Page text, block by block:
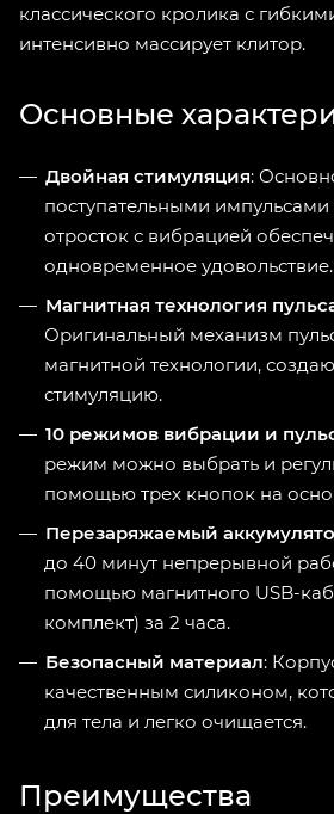
классического кролика с
интенсивно массирует клитор.
Основные
Двойная стимуляция:
поступательными
отросток с вибрацией
одновременное удовольствие.
Магнитная технология
Оригинальный механизм
магнитной технологии,
стимуляцию.
10 режимов вибрации и
режим можно выбрать и
помощью трех кнопок на
Перезаряжаемый
до 40 минут непрерывной
помощью магнитного USB-
комплект) за 2 часа.
Безопасный материал:
качественным силиконом,
для тела и легко очищается.
Преимущества